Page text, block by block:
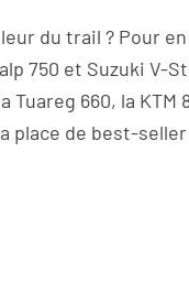
du trail ? Pour
750 et Suzuki V-
Tuareg 660, la
place de best-